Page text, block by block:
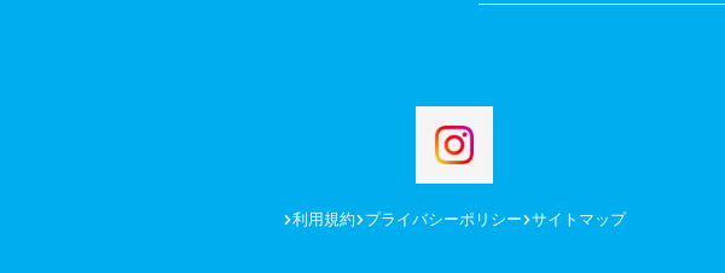
利用規約 プライバシーポリシー サイトマップ